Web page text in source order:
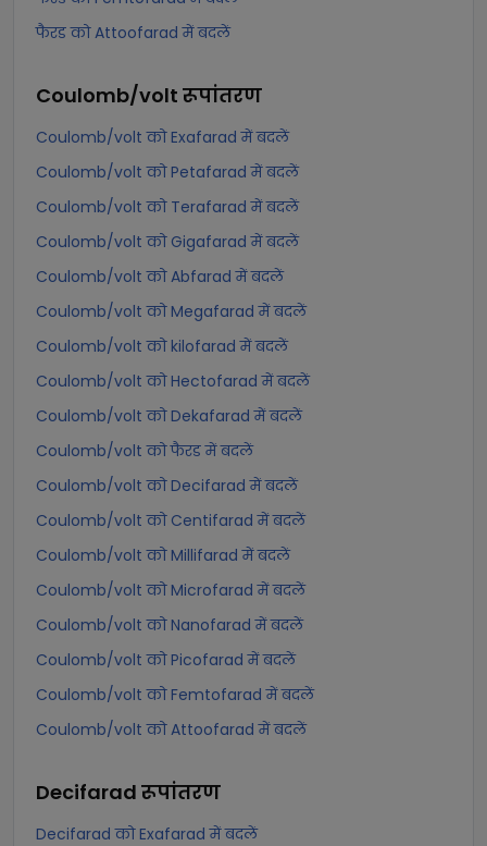
फैरड को Attoofarad में बदलें
Coulomb/volt रूपांतरण
Coulomb/volt को Exafarad में बदलें
Coulomb/volt को Petafarad में बदलें
Coulomb/volt को Terafarad में बदलें
Coulomb/volt को Gigafarad में बदलें
Coulomb/volt को Abfarad में बदलें
Coulomb/volt को Megafarad में बदलें
Coulomb/volt को kilofarad में बदलें
Coulomb/volt को Hectofarad में बदलें
Coulomb/volt को Dekafarad में बदलें
Coulomb/volt को फैरड में बदलें
Coulomb/volt को Decifarad में बदलें
Coulomb/volt को Centifarad में बदलें
Coulomb/volt को Millifarad में बदलें
Coulomb/volt को Microfarad में बदलें
Coulomb/volt को Nanofarad में बदलें
Coulomb/volt को Picofarad में बदलें
Coulomb/volt को Femtofarad में बदलें
Coulomb/volt को Attoofarad में बदलें
Decifarad रूपांतरण
Decifarad को Exafarad में बदलें